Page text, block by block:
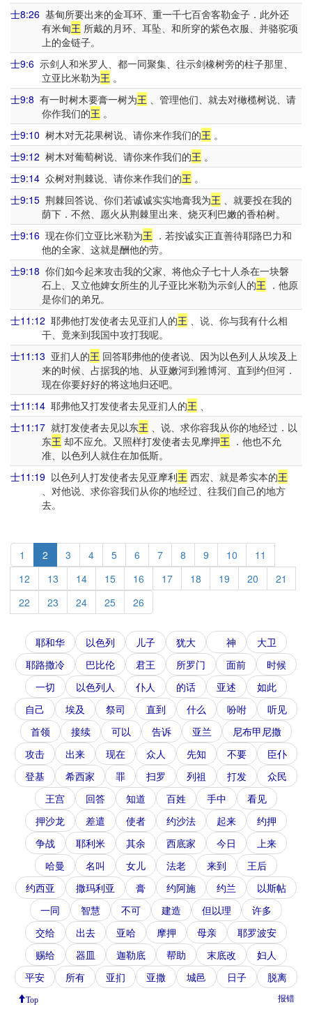
士8:26 基甸所要出来的金耳环、重一千七百舍客勒金子．此外还
有米甸王 所戴的月环、耳坠、和所穿的紫色衣服、并骆驼项
上的金链子。
士9:6 示剑人和米罗人、都一同聚集、往示剑橡树旁的柱子那里、
立亚比米勒为王 。
士9:8 有一时树木要膏一树为王 、管理他们、就去对橄榄树说、请
你作我们的王 。
士9:10 树木对无花果树说、请你来作我们的王 。
士9:12 树木对葡萄树说、请你来作我们的王 。
士9:14 众树对荆棘说、请你来作我们的王 。
士9:15 荆棘回答说、你们若诚诚实实地膏我为王 、就要投在我的
荫下．不然、愿火从荆棘里出来、烧灭利巴嫩的香柏树。
士9:16 现在你们立亚比米勒为王 ．若按诚实正直善待耶路巴力和
他的全家、这就是酬他的劳。
士9:18 你们如今起来攻击我的父家、将他众子七十人杀在一块磐
石上、又立他婢女所生的儿子亚比米勒为示剑人的王 ．他原
是你们的弟兄。
士11:12 耶弗他打发使者去见亚扪人的王 、说、你与我有什么相
干、竟来到我国中攻打我呢。
士11:13 亚扪人的王 回答耶弗他的使者说、因为以色列人从埃及上
来的时候、占据我的地、从亚嫩河到雅博河、直到约但河．
现在你要好好的将这地归还吧。
士11:14 耶弗他又打发使者去见亚扪人的王 、
士11:17 就打发使者去见以东王 、说、求你容我从你的地经过．以
东王 却不应允。又照样打发使者去见摩押王 ．他也不允
准、以色列人就住在加低斯。
士11:19 以色列人打发使者去见亚摩利王 西宏、就是希实本的王
、对他说、求你容我们从你的地经过、往我们自己的地方
去。
1 2 3 4 5 6 7 8 9 10
11
12
13 14 15 16 17 18 19 20
21
22
23 24 25 26
耶和华 以色列 儿子 犹大 神
大卫
耶路撒冷
巴比伦 君王 所罗门 面前
时候
一切
以色列人 仆人 的话 亚述
如此
自己
埃及 祭司 直到 什么 吩咐
听见
首领
接续 可以 告诉 亚兰
尼布甲尼撒
攻击
出来 现在 众人 先知 不要
臣仆
登基
希西家 罪 扫罗 列祖 打发
众民
王宫
回答 知道 百姓 手中
看见
押沙龙
差遣 使者 约沙法 起来
约押
争战
耶利米 其余 西底家 今日
上来
哈曼
名叫 女儿 法老 来到
王后
约西亚
撒玛利亚 膏 约阿施 约兰
以斯帖
一同
智慧 不可 建造 但以理
许多
交给
出去 亚哈 摩押 母亲
耶罗波安
赐给
器皿 迦勒底 帮助 末底改
妇人
平安
所有 亚扪 亚撒 城邑 日子 脱离
Top 报错